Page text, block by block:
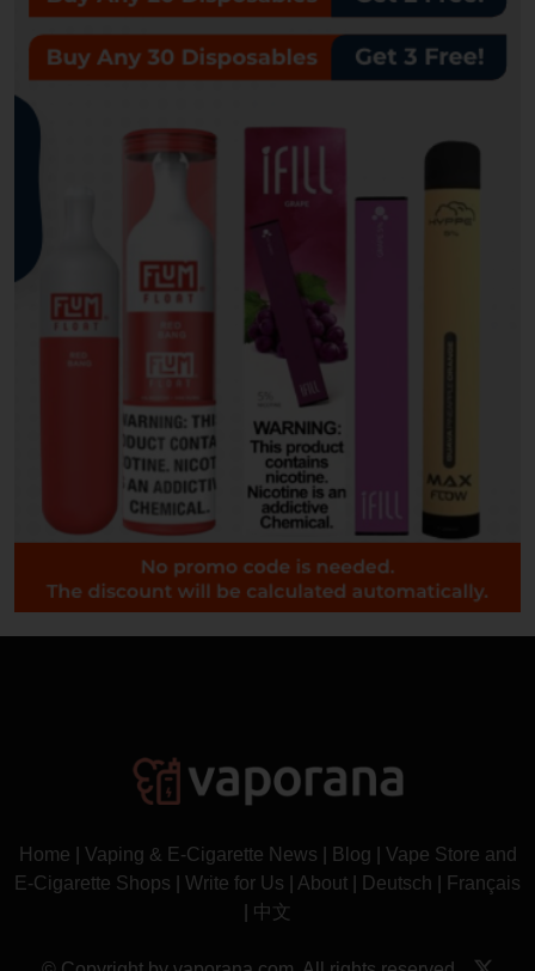
Home Vaping & E-Cigarette News Blog
Vape Store and
E-Cigarette Shops
Write for Us About Deutsch
Français
中文